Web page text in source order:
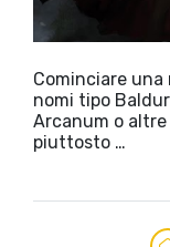
Cominciare una
nomi tipo
Arcanum o altre
piuttosto …